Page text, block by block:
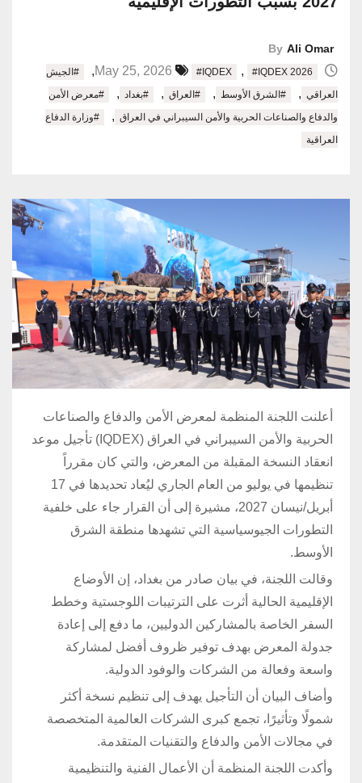
By Ali Omar
#IQDEX , #IQDEX 2026
,
#الجيش
العراقي , #الشرق الأوسط , #العراق , #بغداد ,
#معرض الأمن
والدفاع والصناعات الحربية والأمن السيبراني في العراق ,
#وزارة الدفاع
العراقية
أعلنت اللجنة المنظمة لمعرض الأمن والدفاع والصناعات
الحربية والأمن السيبراني في العراق (IQDEX) تأجيل موعد
انعقاد النسخة المقبلة من المعرض، والتي كان مقرراً
تنظيمها في يوليو من العام الجاري ليُعاد تحديدها في 17
أبريل/نيسان 2027، مشيرة إلى أن القرار جاء على خلفية
التطورات الجيوسياسية التي تشهدها منطقة الشرق
الأوسط.
وقالت اللجنة، في بيان صادر من بغداد، إن الأوضاع
الإقليمية الحالية أثرت على الترتيبات اللوجستية وخطط
السفر الخاصة بالمشاركين الدوليين، ما دفع إلى إعادة
جدولة المعرض بهدف توفير ظروف أفضل لمشاركة
واسعة وفعالة من الشركات والوفود الدولية.
وأضاف البيان أن التأجيل يهدف إلى تنظيم نسخة أكثر
شمولًا وتأثيرًا، تجمع كبرى الشركات العالمية المتخصصة
في مجالات الأمن والدفاع والتقنيات المتقدمة.
وأكدت اللجنة المنظمة أن الأعمال الفنية والتنظيمية